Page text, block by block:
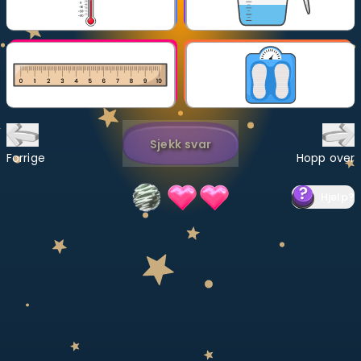
Bestill privatundervisning
Inviter en venn
Velg læreplan
Logg inn
Forrige
Sjekk svar
Hopp over
?